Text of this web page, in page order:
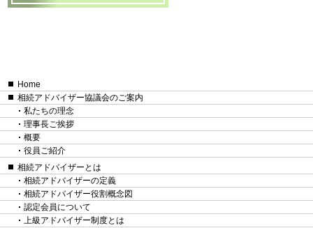
Home
相続アドバイザー協議会のご案内
私たちの理念
理事長ご挨拶
概要
役員ご紹介
相続アドバイザーとは
相続アドバイザーの定義
相続アドバイザー役割概念図
認定会員について
上級アドバイザー制度とは